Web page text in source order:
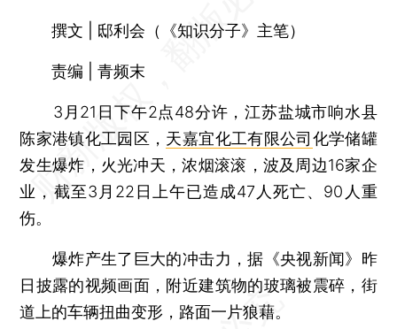
撰文 | 邸利会（《知识分子》主笔）
责编 | 青频末
3月21日下午2点48分许，江苏盐城市响水县
陈家港镇化工园区， 天嘉宜化工有限公司化学储罐
发生爆炸，火光冲天，浓烟滚滚，波及周边16家企
业，截至3月22日上午已造成47人死亡、90人重
伤。
爆炸产生了巨大的冲击力，据《央视新闻》昨
日披露的视频画面，附近建筑物的玻璃被震碎，街
道上的车辆扭曲变形，路面一片狼藉。